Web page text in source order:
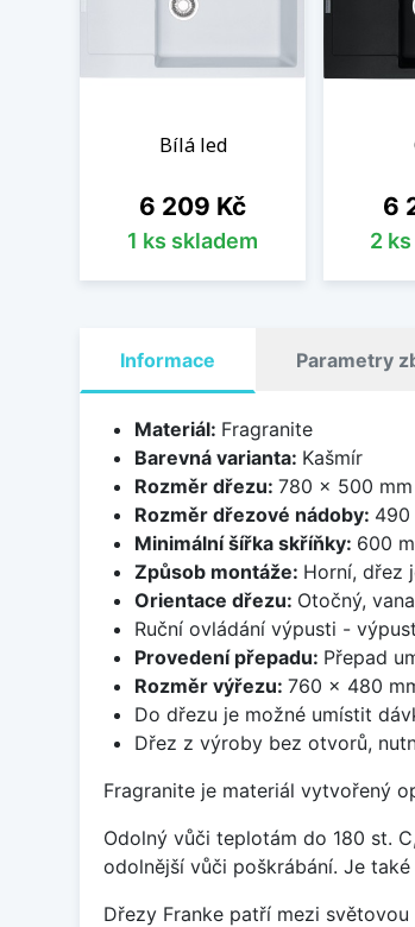
Bílá led
Cena
6 209 Kč
1 ks skladem
6
2
Informace Parametry
Materiál: Fragranite
Barevná varianta: Kašmír
Rozměr dřezu: 780 x 500 mm
Rozměr dřezové nádoby:
Minimální šířka skříňky: 600
Způsob montáže: Horní, dřez
Orientace dřezu: Otočný,
Ruční ovládání výpusti -
Provedení přepadu: Přepad
Rozměr výřezu: 760 x 480
Do dřezu je možné umístit
Dřez z výroby bez otvorů,
Fragranite je materiál vytvořený
Odolný vůči teplotám do 180 st.
odolnější vůči poškrábání. Je
Dřezy Franke patří mezi